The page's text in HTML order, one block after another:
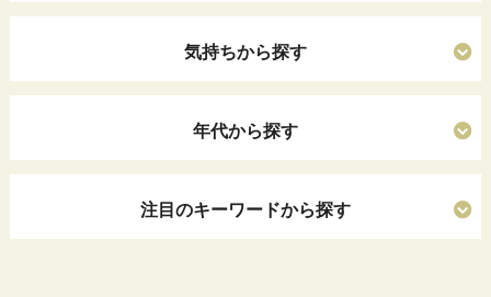
気持ちから探す
年代から探す
注目のキーワードから探す